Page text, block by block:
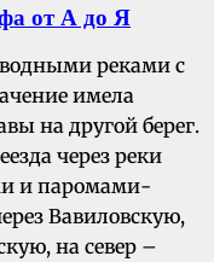
от А до Я
реками с
имела
на другой берег.
через реки
и паромами-
Вавиловскую,
на север –